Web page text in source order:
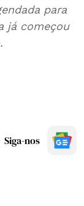
para
já começou
Siga-nos